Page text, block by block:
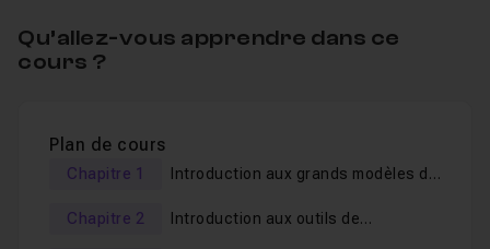
Puis, nous passerons sur la partie pratique : la mise
en place et le codage de notre chatBot conversationnel.
fournira les connaissances et les ressources
nécessaires pour concevoir un chatbot capable de
Qu’allez-vous apprendre dans ce
cours ?
Plan de cours
Chapitre 1
Introduction aux grands modèles de
Chapitre 2
Introduction aux outils de